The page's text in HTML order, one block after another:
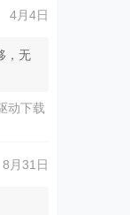
4月4日
，无
动下载
8月31日